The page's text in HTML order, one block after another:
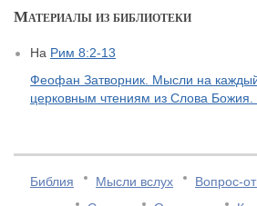
Материалы из библиотеки
На Рим 8:2-13
Феофан Затворник. Мысли на
церковным чтениям из Слова
Библия Мысли вслух Вопрос-